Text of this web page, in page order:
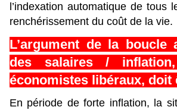
l’indexation automatique de tous
renchérissement du coût de la vie.
L’argument de la boucle
des salaires /
économistes libéraux, doit
En période de forte inflation, la